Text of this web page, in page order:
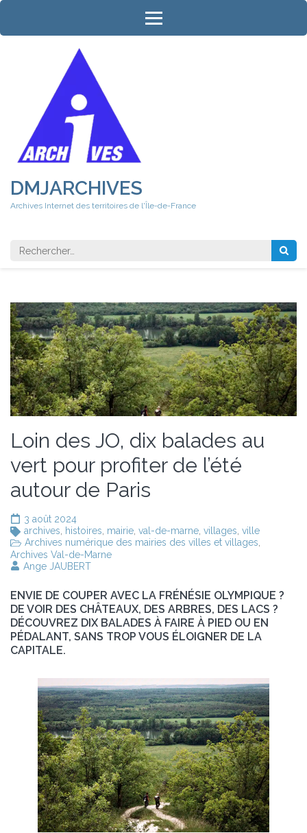
Aller
contenu
DMJARCHIVES
Archives Internet des territoires de l'Île-de-France
Rechercher
Loin des JO, dix balades au
vert pour profiter de l’été
autour de Paris
3 août 2024
archives
histoires mairie val-de-marne villages ville
Archives numérique des mairies des villes et villages
Archives Val-de-Marne
Ange JAUBERT
ENVIE DE COUPER AVEC LA FRÉNÉSIE OLYMPIQUE ?
DE VOIR DES CHÂTEAUX, DES ARBRES, DES LACS ?
DÉCOUVREZ DIX BALADES À FAIRE À PIED OU EN
PÉDALANT, SANS TROP VOUS ÉLOIGNER DE LA
CAPITALE.